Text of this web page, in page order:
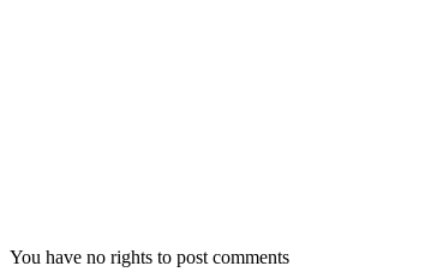
You have no rights to post comments